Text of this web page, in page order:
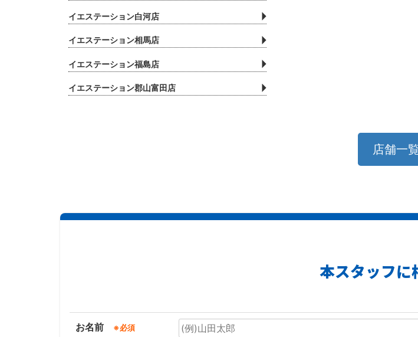
イエステーション白河店
イエステーション相馬店
イエステーション福島店
イエステーション郡山富田店
店舗一
本スタッフに
お名前 ※必須